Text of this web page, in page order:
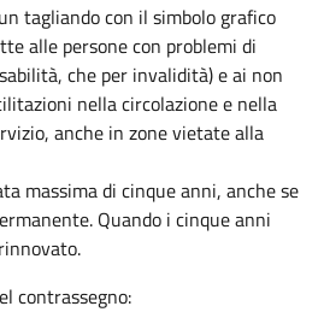
tagliando con il simbolo grafico
alle persone con problemi di
che per invalidità) e ai non
nella circolazione e nella
anche in zone vietate alla
massima di cinque anni, anche se
Quando i cinque anni
contrassegno: